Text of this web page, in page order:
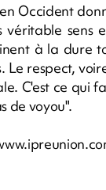
Occident
sens
à la dure
Le respect,
C'est ce qui
de voyou".